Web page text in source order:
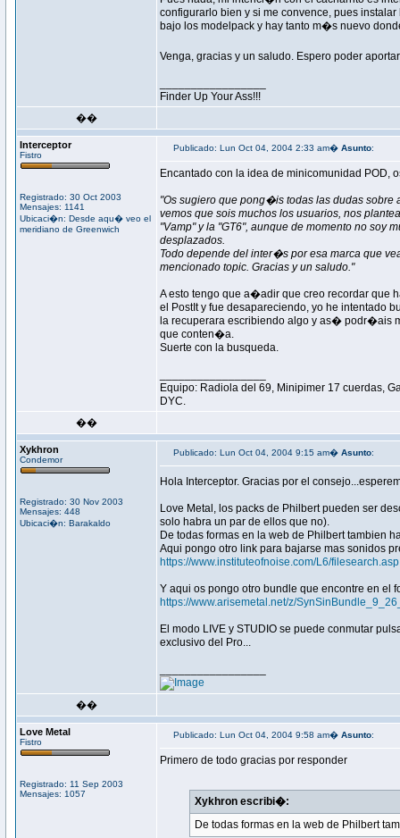
configurarlo bien y si me convence, pues
bajo los modelpack y hay tanto m�s nuevo
Venga, gracias y un saludo. Espero poder
Finder Up Your Ass!!!
��
Interceptor
Fistro
Registrado: 30 Oct 2003
Mensajes: 1141
Ubicaci�n: Desde aqu� veo el
meridiano de Greenwich
Publicado: Lun Oct 04, 2004 2:33 am� Asunto:
Encantado con la idea de minicomunidad
"Os sugiero que pong�is todas las dudas sobre
vemos que sois muchos los usuarios, nos
"Vamp" y la "GT6", aunque de momento no soy
desplazados.
Todo depende del inter�s por esa marca que
mencionado topic. Gracias y un saludo."
A esto tengo que a�adir que creo recordar que
el PostIt y fue desapareciendo, yo he intentado
la recuperara escribiendo algo y as� podr�ais
que conten�a.
Suerte con la busqueda.
Equipo: Radiola del 69, Minipimer 17 cuerdas,
DYC.
��
Xykhron
Condemor
Registrado: 30 Nov 2003
Mensajes: 448
Ubicaci�n: Barakaldo
Publicado: Lun Oct 04, 2004 9:15 am� Asunto:
Hola Interceptor. Gracias por el
Love Metal, los packs de Philbert pueden ser
solo habra un par de ellos que no).
De todas formas en la web de Philbert tambien
Aqui pongo otro link para bajarse mas sonidos
https://www.instituteofnoise.com/L6/filesearch.asp
Y aqui os pongo otro bundle que encontre en el
https://www.arisemetal.net/z/
El modo LIVE y STUDIO se puede conmutar
exclusivo del Pro...
��
Love Metal
Fistro
Registrado: 11 Sep 2003
Mensajes: 1057
Publicado: Lun Oct 04, 2004 9:58 am� Asunto:
Primero de todo gracias por responder
Xykhron escribi�:
De todas formas en la web de Philbert